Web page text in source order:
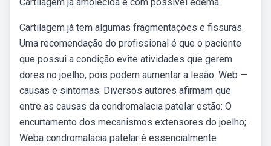
Cartilagem já tem algumas fragmentações e fissuras.
Uma recomendação do profissional é que o paciente
que possui a condição evite atividades que gerem
dores no joelho, pois podem aumentar a lesão. Web —
causas e sintomas. Diversos autores afirmam que
entre as causas da condromalacia patelar estão: O
encurtamento dos mecanismos extensores do joelho;.
Weba condromalácia patelar é essencialmente